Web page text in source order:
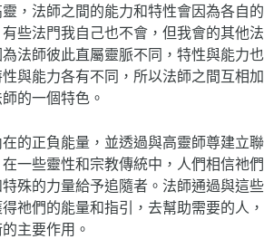
，法師之間的能力和特性會因為各自的
些法門我自己也不會，但我會的其他法
法師彼此直屬靈脈不同，特性與能力也
與能力各有不同，所以法師之間互相加
的一個特色。
的正負能量，並透過與高靈師尊建立聯
一些靈性和宗教傳統中，人們相信祂們
殊的力量給予追隨者。法師通過與這些
祂們的能量和指引，去幫助需要的人，
主要作用。